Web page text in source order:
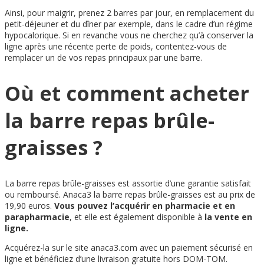
Ainsi, pour maigrir, prenez 2 barres par jour, en remplacement du
petit-déjeuner et du dîner par exemple, dans le cadre d’un régime
hypocalorique. Si en revanche vous ne cherchez qu’à conserver la
ligne après une récente perte de poids, contentez-vous de
remplacer un de vos repas principaux par une barre.
Où et comment acheter
la barre repas brûle-
graisses ?
La barre repas brûle-graisses est assortie d’une garantie satisfait
ou remboursé. Anaca3 la barre repas brûle-graisses est au prix de
19,90 euros. Vous pouvez l’acquérir en pharmacie et en
parapharmacie, et elle est également disponible à la vente en
ligne.
Acquérez-la sur le site anaca3.com avec un paiement sécurisé en
ligne et bénéficiez d’une livraison gratuite hors DOM-TOM.